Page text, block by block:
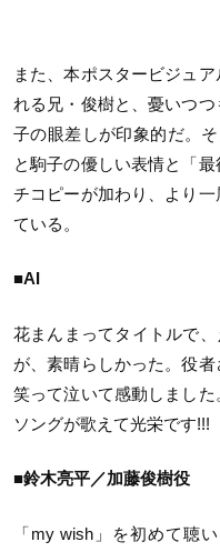
また、本ポスタービジュ
れる兄・俊樹と、憂いつ
子の眼差しが印象的だ。
と駒子の優しい表情と「
チコピーが加わり、より
ている。
■AI
花まんまってタイトルで
が、素晴らしかった。役
笑って泣いて感動しまし
ソングが歌えて光栄です!!!
■鈴木亮平／加藤俊樹役
「my wish」を初めて聴